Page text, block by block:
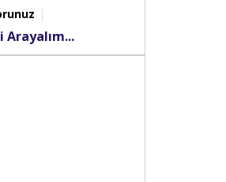
Arayalım...